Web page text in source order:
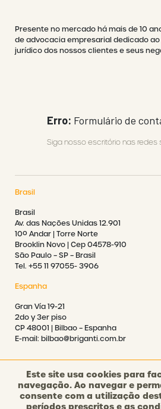
Presente no mercado há mais de 10
de advocacia empresarial dedicado
jurídico dos nossos clientes e seus
Erro: Formulário de
Siga nosso escritório nas redes
Brasil
Brasil
Av. das Nações Unidas 12.901
10º Andar | Torre Norte
Brooklin Novo | Cep 04578-910
São Paulo – SP – Brasil
Tel. +55 11 97055- 3906
Espanha
Gran Vía 19-21
2do y 3er piso
CP 48001 | Bilbao – Espanha
E-mail: bilbao@briganti.com.br
©2021 BRIGANTI. TODOS OS
Este site usa cookies para
navegação. Ao navegar e
consente com a utilização
períodos prescritos e as